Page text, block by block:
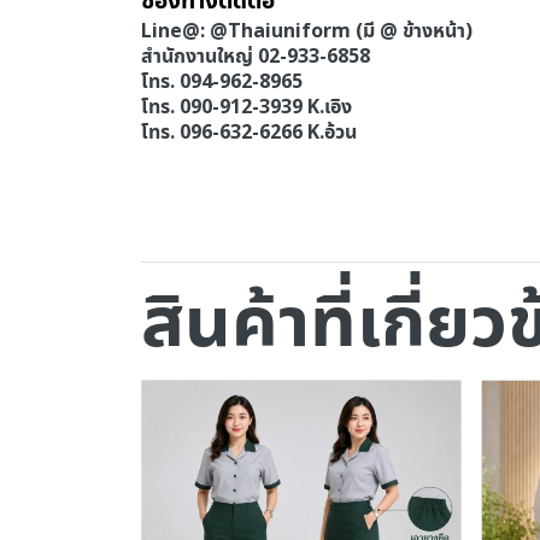
Line@: @Thaiuniform (มี @ ข้างหน้า)
สำนักงานใหญ่ 02-933-6858
โทร. 094-962-8965
โทร. 090-912-3939 K.เอิง
โทร. 096-632-6266 K.อ้วน
สินค้าที่เกี่ยว